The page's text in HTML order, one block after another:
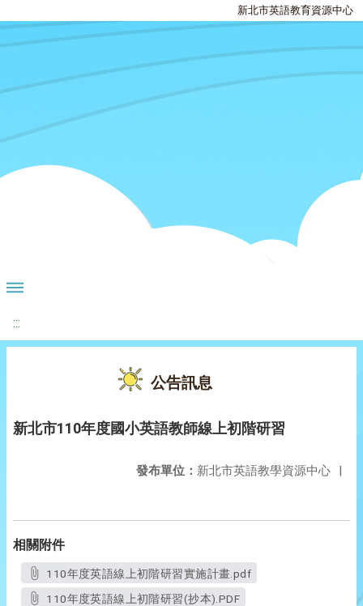
新北市英語教育資源中心
:::
公告訊息
新北市110年度國小英語教師線上初階研習
發布單位： 新北市英語教學資源中心 |
相關附件
110年度英語線上初階研習實施計畫.pdf
110年度英語線上初階研習(抄本).PDF